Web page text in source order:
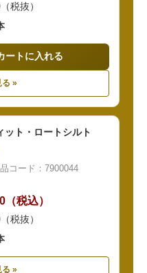
税抜）
ートに入れる
»
ット・ロートシルト
コード：7900044
税込）
税抜）
»